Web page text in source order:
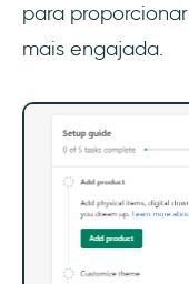
para
mais engajada.